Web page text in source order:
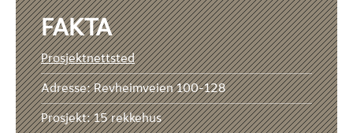
FAKTA
Prosjektnettsted
Adresse: Revheimveien 100-128
Prosjekt: 15 rekkehus